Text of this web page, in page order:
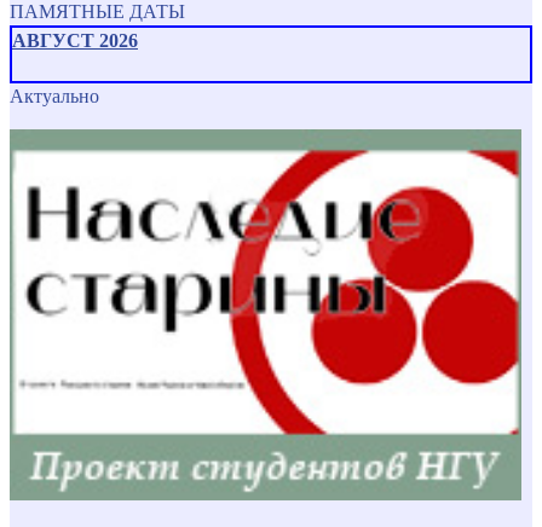
ПАМЯТНЫЕ ДАТЫ
АВГУСТ 2026
Актуально